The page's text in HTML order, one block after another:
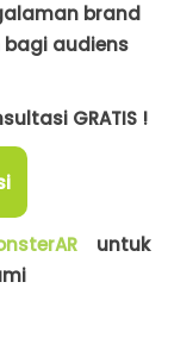
brand
audiens
GRATIS !
untuk